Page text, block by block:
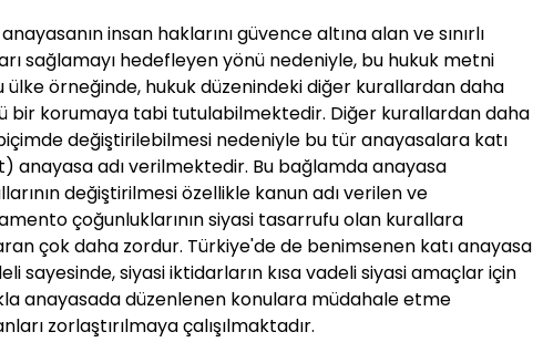
insan haklarını güvence altına alan ve sınırlı
sağlamayı hedefleyen yönü nedeniyle, bu hukuk metni
ülke örneğinde, hukuk düzenindeki diğer kurallardan daha
bir korumaya tabi tutulabilmektedir. Diğer kurallardan daha
değiştirilebilmesi nedeniyle bu tür anayasalara katı
anayasa adı verilmektedir. Bu bağlamda anayasa
değiştirilmesi özellikle kanun adı verilen ve
çoğunluklarının siyasi tasarrufu olan kurallara
çok daha zordur. Türkiye'de de benimsenen katı anayasa
sayesinde, siyasi iktidarların kısa vadeli siyasi amaçlar için
anayasada düzenlenen konulara müdahale etme
zorlaştırılmaya çalışılmaktadır.